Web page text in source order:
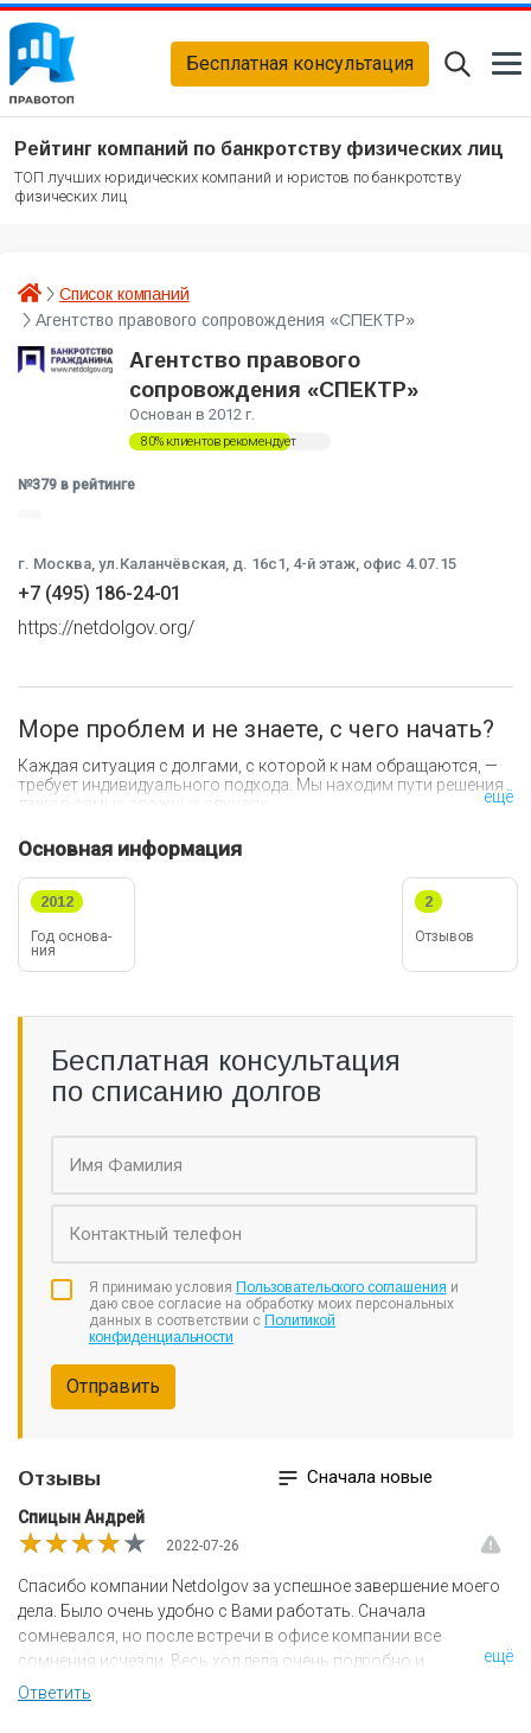
Бесплатная консультация
Рейтинг компаний по банкротству физических лиц
ТОП лучших юридических компаний и юристов по банкротству
физических лиц
Список компаний
Агентство правового сопровождения «СПЕКТР»
Агентство правового
сопровождения «СПЕКТР»
Основан в 2012 г.
80% клиентов рекомендует
№379 в рейтинге
г. Москва, ул.Каланчёвская, д. 16с1, 4-й этаж, офис 4.07.15
+7 (495) 186-24-01
https://netdolgov.org/
Основная информация
Год ос­но­ва­
ния
2012
Отзывов
2
Море проблем и не знаете, с чего начать?
Каждая ситуация с долгами, с которой к нам обращаются, —
требует индивидуального подхода. Мы находим пути решения
даже в самых сложных случаях.
В нашей команде нет «менеджеров». Всю работу ведут
ещё
Бесплатная консультация
по списанию долгов
Я принимаю условия Пользовательского соглашения и
даю свое согласие на обработку моих персональных
данных в соответствии с Политикой
конфиденциальности
Отправить
Сначала новые
Отзывы
Спицын Андрей
2022-07-26
★★★★★
★★★★★
★★★★★
Спасибо компании Netdolgov за успешное завершение моего
дела. Было очень удобно с Вами работать. Сначала
сомневался, но после встречи в офисе компании все
сомнения исчезли. Весь ход дела очень подробно и
прозрачно объяснили, кроме этого предложили самый
ещё
Ответить